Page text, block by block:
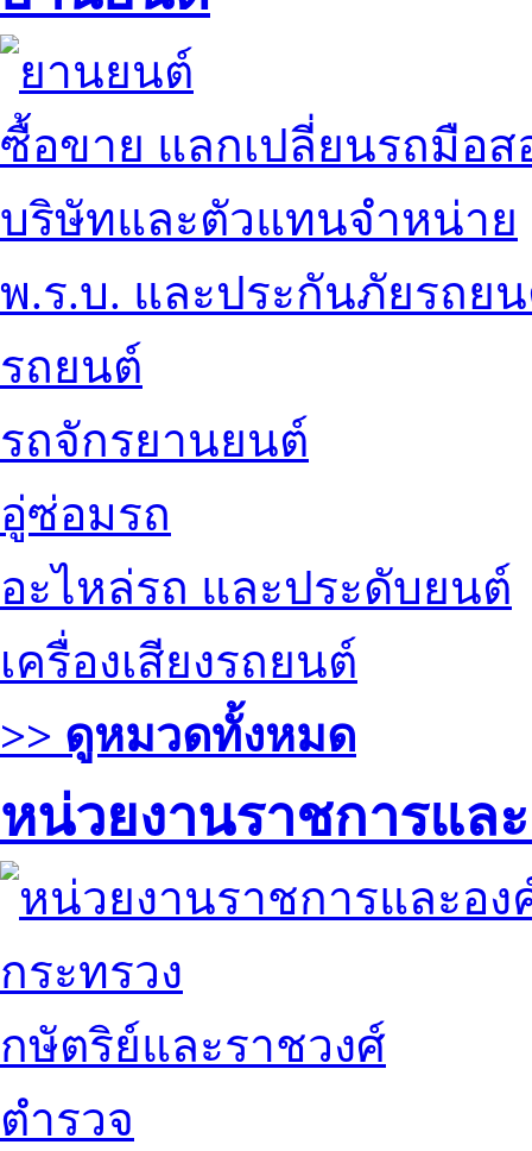
ซื้อขาย แลกเปลี่ยนรถมือส
บริษัทและตัวแทนจำหน่าย
พ.ร.บ. และประกันภัยรถย
รถยนต์
รถจักรยานยนต์
อู่ซ่อมรถ
อะไหล่รถ และประดับยนต์
เครื่องเสียงรถยนต์
>> ดูหมวดทั้งหมด
หน่วยงานราชการแล
กระทรวง
กษัตริย์และราชวงศ์
ตำรวจ